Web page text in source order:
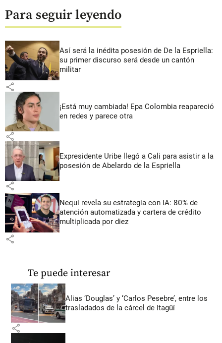
Para seguir leyendo
Así será la inédita posesión de De la Espriella:
su primer discurso será desde un cantón
militar
share
¡Está muy cambiada! Epa Colombia reapareció
en redes y parece otra
share
Expresidente Uribe llegó a Cali para asistir a la
posesión de Abelardo de la Espriella
share
Nequi revela su estrategia con IA: 80% de
atención automatizada y cartera de crédito
multiplicada por diez
share
Te puede interesar
Alias ‘Douglas’ y ‘Carlos Pesebre’, entre los
trasladados de la cárcel de Itagüí
share